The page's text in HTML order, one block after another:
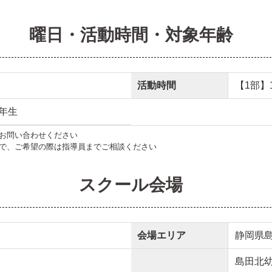
曜日・活動時間・対象年齢
活動時間 【1部
生
問い合わせください
ご希望の際は指導員までご相談ください
スクール会場
会場エリア 静岡県
島田北